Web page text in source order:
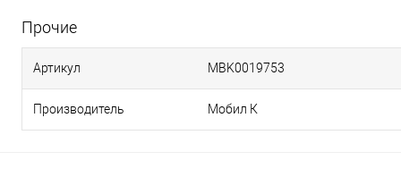
Прочие
Артикул MBK0019753
Производитель Мобил К